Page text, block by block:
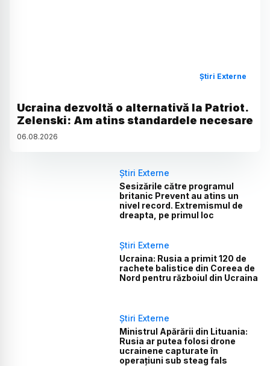
Știri Externe
Ucraina dezvoltă o alternativă la Patriot.
Zelenski: Am atins standardele necesare
06.08.2026
Știri Externe
Sesizările către programul
britanic Prevent au atins un
nivel record. Extremismul de
dreapta, pe primul loc
Știri Externe
Ucraina: Rusia a primit 120 de
rachete balistice din Coreea de
Nord pentru războiul din Ucraina
Știri Externe
Ministrul Apărării din Lituania:
Rusia ar putea folosi drone
ucrainene capturate în
operațiuni sub steag fals